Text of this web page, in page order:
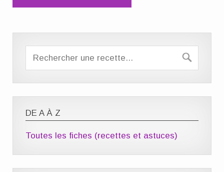
DE A À Z
Toutes les fiches (recettes et astuces)